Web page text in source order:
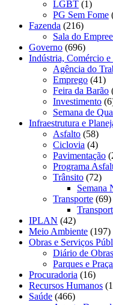
LGBT (1)
PG Sem Fome
Fazenda (216)
Sala do
Governo (696)
Indústria, Comércio
Agência do
Emprego (41)
Feira da Barão
Investimento
Semana de
Infraestrutura e
Asfalto (58)
Ciclovia (4)
Pavimentação
Programa
Trânsito (72)
Semana
Transporte (69)
IPLAN (42)
Meio Ambiente (197)
Obras e Serviços
Diário de Obras
Parques e
Procuradoria (16)
Recursos Humanos
Saúde (466)